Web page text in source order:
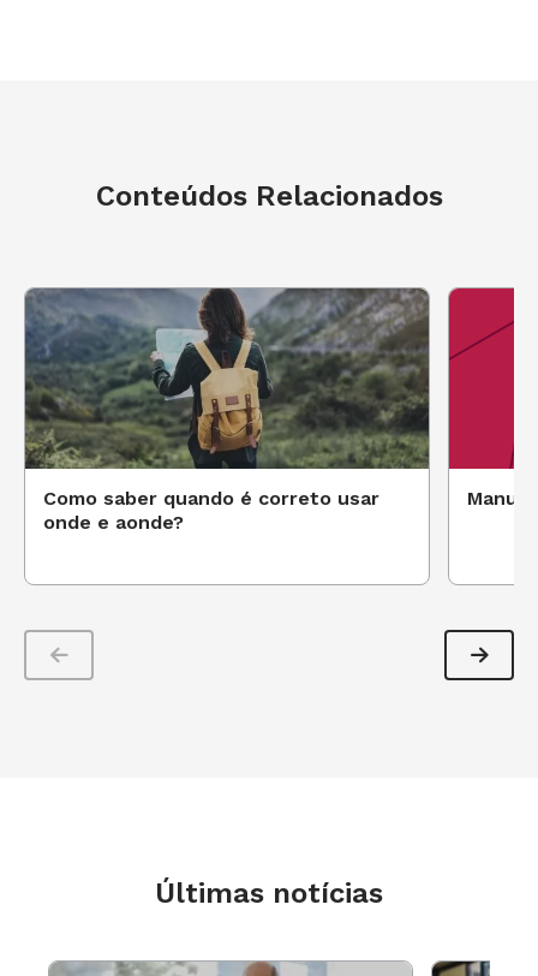
Conteúdos Relacionados
Como saber quando é correto usar
onde e aonde?
Últimas notícias